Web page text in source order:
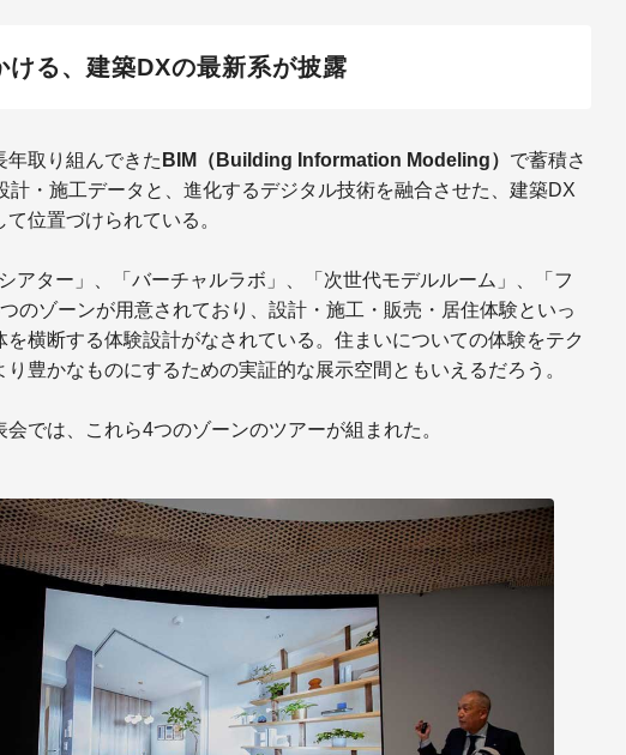
ける、建築DXの最新系が披露
年取り組んできた BIM（Building Information Modeling） で蓄積さ
計・施工データと、進化するデジタル技術を融合させた、建築DX
位置づけられている。
アター」、「バーチャルラボ」、「次世代モデルルーム」、「フ
のゾーンが用意されており、設計・施工・販売・居住体験といっ
を横断する体験設計がなされている。住まいについての体験をテク
り豊かなものにするための実証的な展示空間ともいえるだろう。
会では、これら4つのゾーンのツアーが組まれた。